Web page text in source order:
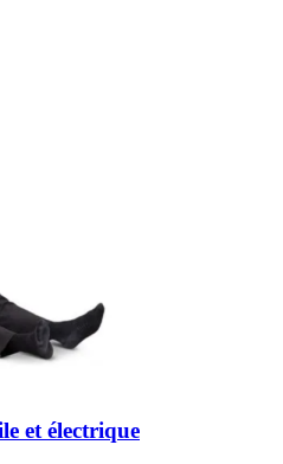
et électrique